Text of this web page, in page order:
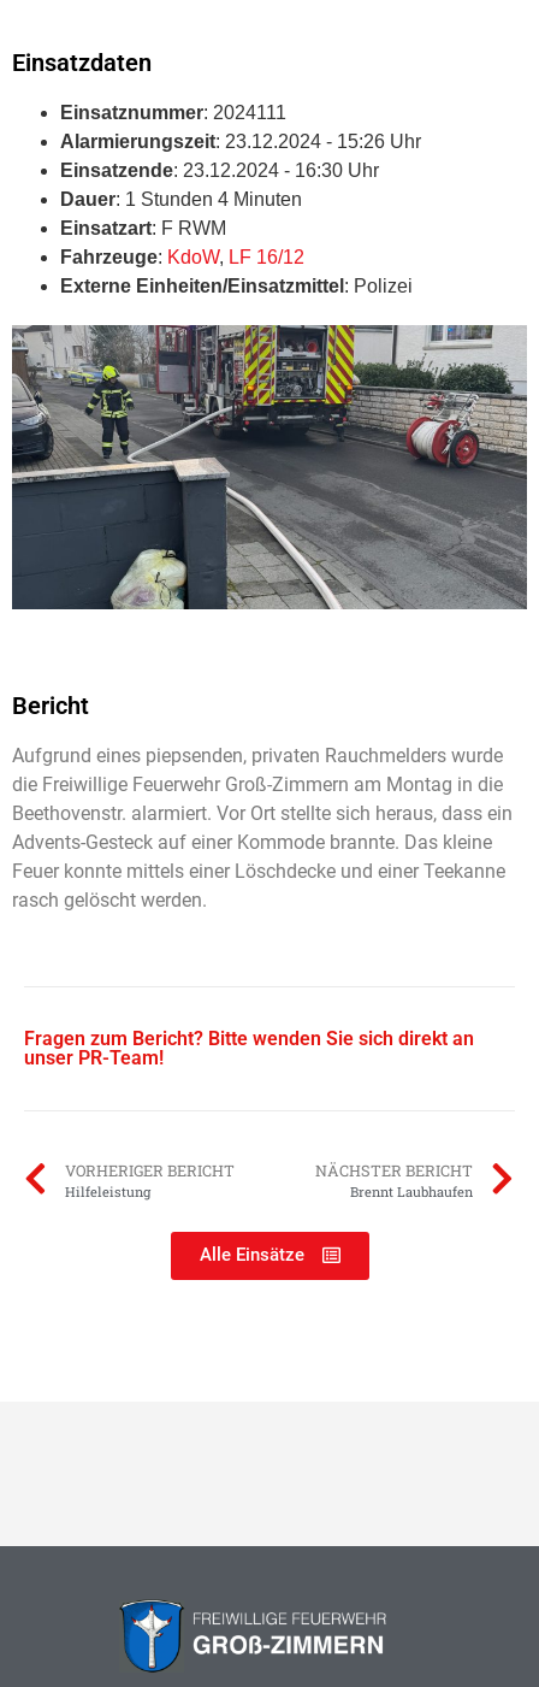
Einsatzdaten
Einsatznummer: 2024111
Alarmierungszeit: 23.12.2024 - 15:26 Uhr
Einsatzende: 23.12.2024 - 16:30 Uhr
Dauer: 1 Stunden 4 Minuten
Einsatzart: F RWM
Fahrzeuge: KdoW, LF 16/12
Externe Einheiten/Einsatzmittel : Polizei
Bericht
Aufgrund eines piepsenden, privaten Rauchmelders wurde
die Freiwillige Feuerwehr Groß-Zimmern am Montag in die
Beethovenstr. alarmiert. Vor Ort stellte sich heraus, dass ein
Advents-Gesteck auf einer Kommode brannte. Das kleine
Feuer konnte mittels einer Löschdecke und einer Teekanne
rasch gelöscht werden.
Fragen zum Bericht? Bitte wenden Sie sich direkt an
unser PR-Team!
VORHERIGER BERICHT
Hilfeleistung
NÄCHSTER BERICHT
Brennt Laubhaufen
Alle Einsätze